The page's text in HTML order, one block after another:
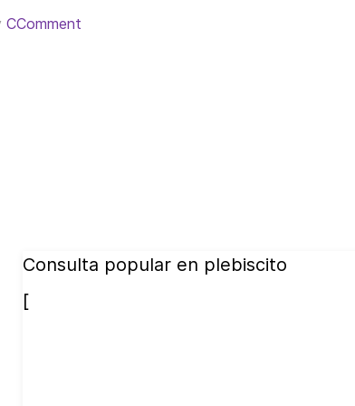
CComment
Consulta popular en plebiscito
[